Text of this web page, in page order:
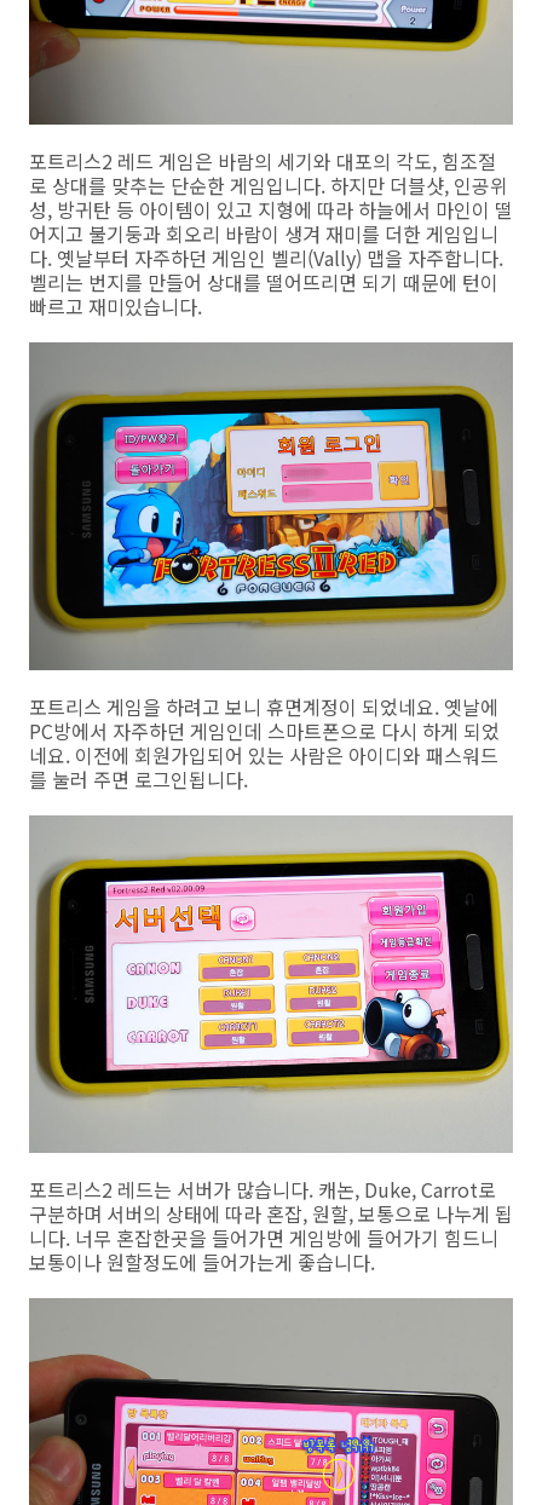
포트리스2 레드 게임은 바람의 세기와 대포의 각도, 힘조절
로 상대를 맞추는 단순한 게임입니다. 하지만 더블샷, 인공위
성, 방귀탄 등 아이템이 있고 지형에 따라 하늘에서 마인이 떨
어지고 불기둥과 회오리 바람이 생겨 재미를 더한 게임입니
다. 옛날부터 자주하던 게임인 벨리(Vally) 맵을 자주합니다.
벨리는 번지를 만들어 상대를 떨어뜨리면 되기 때문에 턴이
빠르고 재미있습니다.
포트리스 게임을 하려고 보니 휴면계정이 되었네요. 옛날에
PC방에서 자주하던 게임인데 스마트폰으로 다시 하게 되었
네요. 이전에 회원가입되어 있는 사람은 아이디와 패스워드
를 눌러 주면 로그인됩니다.
포트리스2 레드는 서버가 많습니다. 캐논, Duke, Carrot로
구분하며 서버의 상태에 따라 혼잡, 원할, 보통으로 나누게 됩
니다. 너무 혼잡한곳을 들어가면 게임방에 들어가기 힘드니
보통이나 원할정도에 들어가는게 좋습니다.